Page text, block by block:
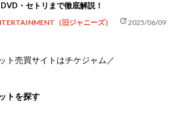
DVD・セトリまで徹底解説！
（旧ジャニーズ） update2025/06/09
ト売買サイトはチケジャム／
トを探す